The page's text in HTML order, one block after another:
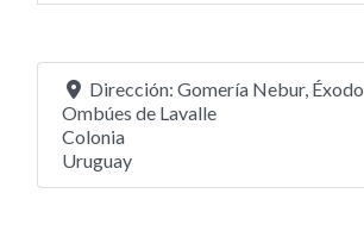
Dirección: Gomería Nebur, Éxodo
Ombúes de Lavalle
Colonia
Uruguay